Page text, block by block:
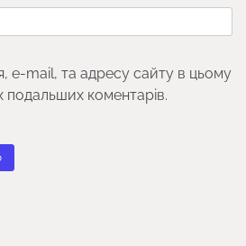
e-mail, та адресу сайту в цьому
подальших коментарів.